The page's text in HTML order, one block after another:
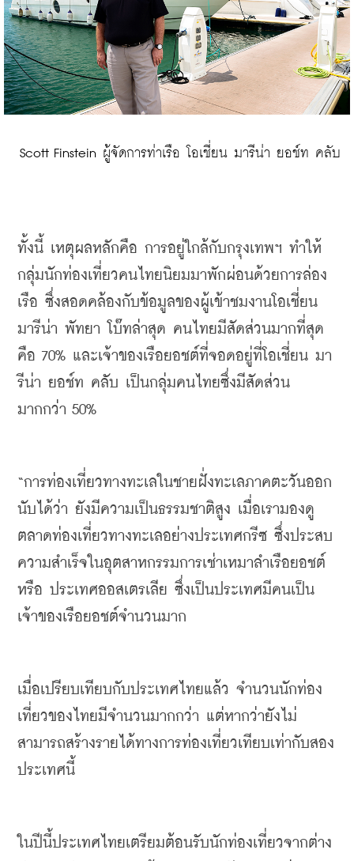
Scott Finstein ผู้จัดการท่าเรือ โอเชี่ยน มารีน่า ยอช์ท คลับ
ทั้งนี้ เหตุผลหลักคือ การอยู่ใกล้กับกรุงเทพฯ ทำให้
กลุ่มนักท่องเที่ยวคนไทยนิยมมาพักผ่อนด้วยการล่อง
เรือ ซึ่งสอดคล้องกับข้อมูลของผู้เข้าชมงานโอเชี่ยน
มารีน่า พัทยา โบ๊ทล่าสุด คนไทยมีสัดส่วนมากที่สุด
คือ 70% และเจ้าของเรือยอชต์ที่จอดอยู่ที่โอเชี่ยน มา
รีน่า ยอช์ท คลับ เป็นกลุ่มคนไทยซึ่งมีสัดส่วน
มากกว่า 50%
“การท่องเที่ยวทางทะเลในชายฝั่งทะเลภาคตะวันออก
นับได้ว่า ยังมีความเป็นธรรมชาติสูง เมื่อเรามองดู
ตลาดท่องเที่ยวทางทะเลอย่างประเทศกรีซ ซึ่งประสบ
ความสำเร็จในอุตสาหกรรมการเช่าเหมาลำเรือยอชต์
หรือ ประเทศออสเตรเลีย ซึ่งเป็นประเทศมีคนเป็น
เจ้าของเรือยอชต์จำนวนมาก
เมื่อเปรียบเทียบกับประเทศไทยแล้ว จำนวนนักท่อง
เที่ยวของไทยมีจำนวนมากกว่า แต่หากว่ายังไม่
สามารถสร้างรายได้ทางการท่องเที่ยวเทียบเท่ากับสอง
ประเทศนี้
ในปีนี้ประเทศไทยเตรียมต้อนรับนักท่องเที่ยวจากต่าง